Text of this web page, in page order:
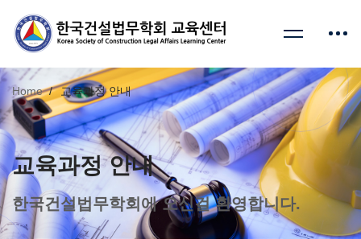
Home 교육과정 안내
교육과정 안내
한국건설법무학회에 오신걸 환영합니다.